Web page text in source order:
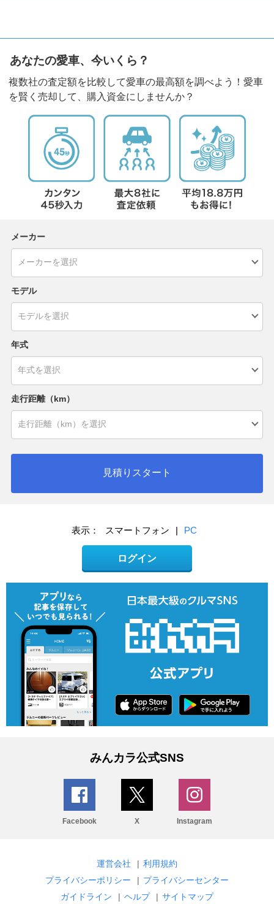
あなたの愛車、今いくら？
複数社の査定額を比較して愛車の最高額を調べよう！愛車
を賢く売却して、購入資金にしませんか？
メーカー
モデル
年式
走行距離（km）
見積りスタート
表示： スマートフォン | PC
ログイン
みんカラ公式SNS
Facebook X Instagram
運営会社 | 利用規約
プライバシーポリシー
| プライバシーセンター
ガイドライン
| ヘルプ | サイトマップ